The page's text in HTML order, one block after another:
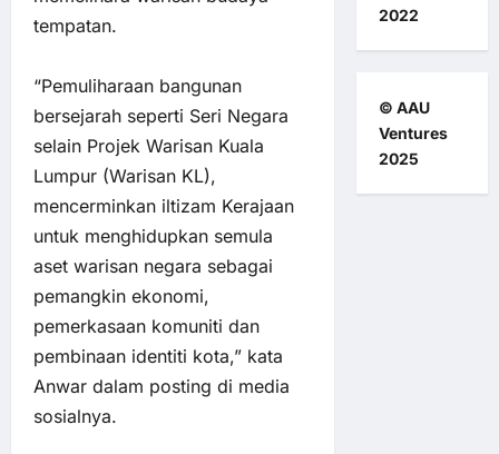
tempatan.
“Pemuliharaan bangunan
bersejarah seperti Seri Negara
selain Projek Warisan Kuala
Lumpur (Warisan KL),
mencerminkan iltizam Kerajaan
untuk menghidupkan semula
aset warisan negara sebagai
pemangkin ekonomi,
pemerkasaan komuniti dan
pembinaan identiti kota,” kata
Anwar dalam posting di media
sosialnya.
2022
© AAU
Ventures
2025